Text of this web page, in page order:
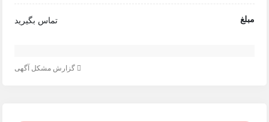
مبلغ تماس بگیرید
گزارش مشکل آگهی